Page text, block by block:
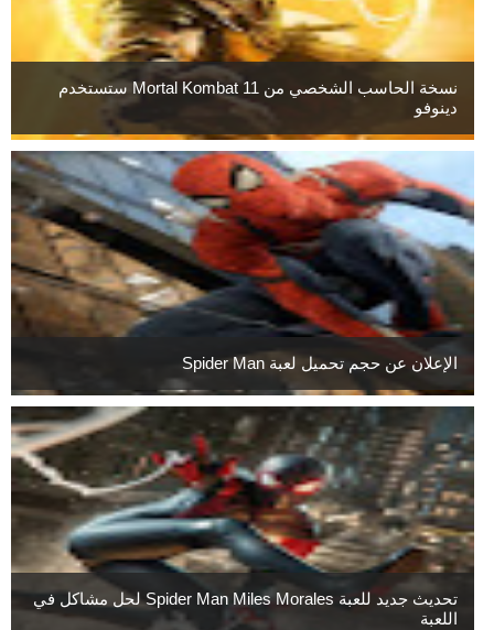
نسخة الحاسب الشخصي من Mortal Kombat 11 ستستخدم
دينوفو
الإعلان عن حجم تحميل لعبة Spider Man
تحديث جديد للعبة Spider Man Miles Morales لحل مشاكل في
اللعبة